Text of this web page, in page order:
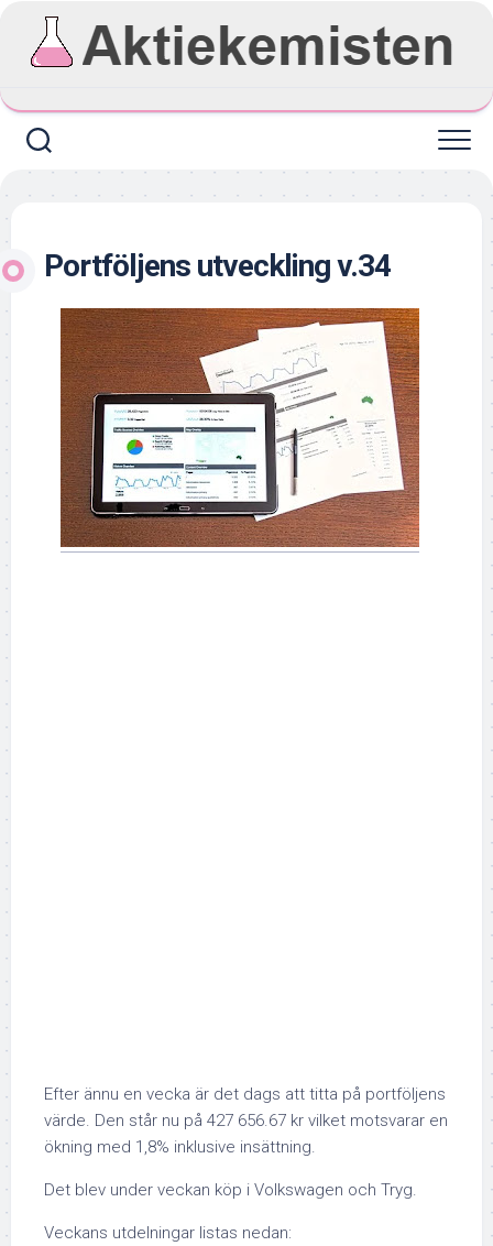
content
Portföljens utveckling v.34
Efter ännu en vecka är det dags att titta på portföljens
värde. Den står nu på 427 656.67 kr vilket motsvarar en
ökning med 1,8% inklusive insättning.
Det blev under veckan köp i Volkswagen och Tryg.
Veckans utdelningar listas nedan: